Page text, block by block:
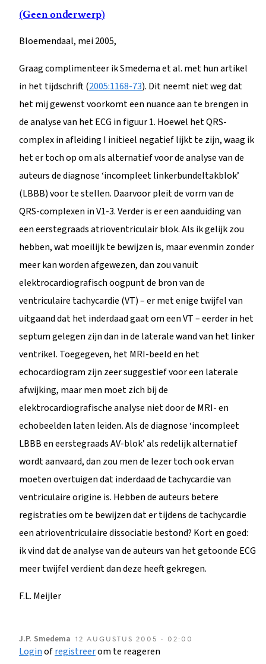
(Geen onderwerp)
Bloemendaal, mei 2005,
Graag complimenteer ik Smedema et al. met hun artikel
in het tijdschrift (2005:1168-73). Dit neemt niet weg dat
het mij gewenst voorkomt een nuance aan te brengen in
de analyse van het ECG in figuur 1. Hoewel het QRS-
complex in afleiding I initieel negatief lijkt te zijn, waag ik
het er toch op om als alternatief voor de analyse van de
auteurs de diagnose ‘incompleet linkerbundeltakblok’
(LBBB) voor te stellen. Daarvoor pleit de vorm van de
QRS-complexen in V1-3. Verder is er een aanduiding van
een eerstegraads atrioventriculair blok. Als ik gelijk zou
hebben, wat moeilijk te bewijzen is, maar evenmin zonder
meer kan worden afgewezen, dan zou vanuit
elektrocardiografisch oogpunt de bron van de
ventriculaire tachycardie (VT) – er met enige twijfel van
uitgaand dat het inderdaad gaat om een VT – eerder in het
septum gelegen zijn dan in de laterale wand van het linker
ventrikel. Toegegeven, het MRI-beeld en het
echocardiogram zijn zeer suggestief voor een laterale
afwijking, maar men moet zich bij de
elektrocardiografische analyse niet door de MRI- en
echobeelden laten leiden. Als de diagnose ‘incompleet
LBBB en eerstegraads AV-blok’ als redelijk alternatief
wordt aanvaard, dan zou men de lezer toch ook ervan
moeten overtuigen dat inderdaad de tachycardie van
ventriculaire origine is. Hebben de auteurs betere
registraties om te bewijzen dat er tijdens de tachycardie
een atrioventriculaire dissociatie bestond? Kort en goed:
ik vind dat de analyse van de auteurs van het getoonde ECG
meer twijfel verdient dan deze heeft gekregen.
F.L. Meijler
J.P. Smedema 12 AUGUSTUS 2005 - 02:00
Loginofregistreerom te reageren